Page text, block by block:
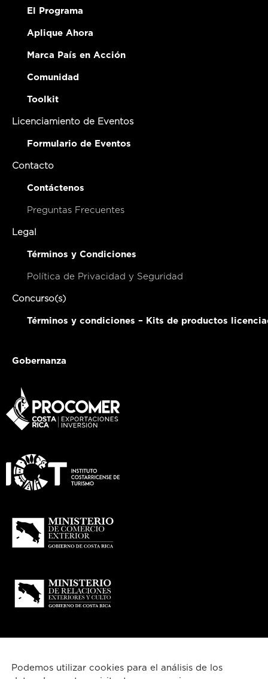
El Programa
Aplique Ahora
Marca País en Acción
Comunidad
Toolkit
Licenciamiento de Eventos
Formulario de Eventos
Contacto
Contáctenos
Preguntas Frecuentes
Legal
Términos y Condiciones
Política de Privacidad y Seguridad
Concurso(s)
Términos y condiciones – Kits de productos
Gobernanza
Podemos utilizar cookies para el análisis de los